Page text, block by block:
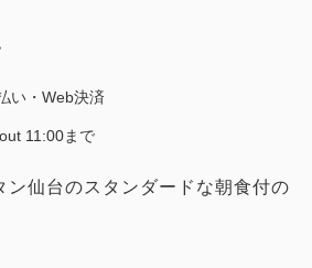
い・Web決済
11:00まで
ン仙台のスタンダードな朝食付の